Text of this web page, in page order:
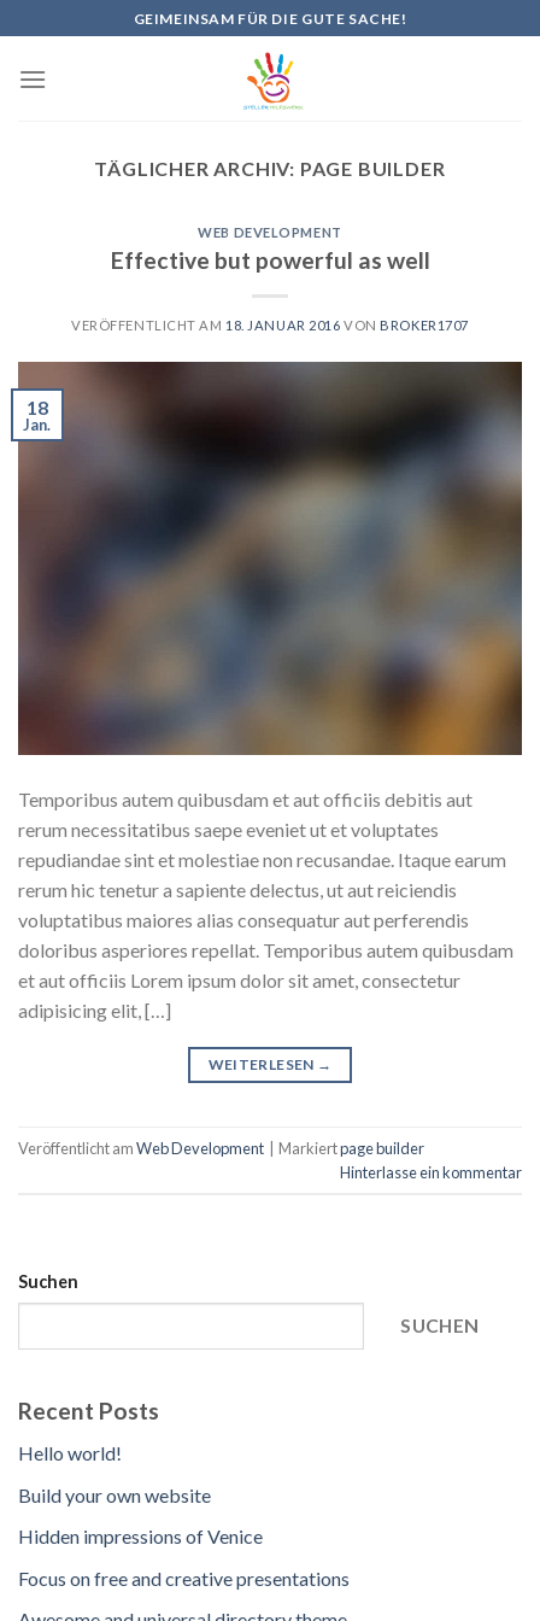
to
content
GEIMEINSAM FÜR DIE GUTE SACHE!
TÄGLICHER ARCHIV: PAGE BUILDER
WEB DEVELOPMENT
Effective but powerful as well
VERÖFFENTLICHT AM 18. JANUAR 2016 VON BROKER1707
18
Jan.
Temporibus autem quibusdam et aut officiis debitis aut
rerum necessitatibus saepe eveniet ut et voluptates
repudiandae sint et molestiae non recusandae. Itaque earum
rerum hic tenetur a sapiente delectus, ut aut reiciendis
voluptatibus maiores alias consequatur aut perferendis
doloribus asperiores repellat. Temporibus autem quibusdam
et aut officiis Lorem ipsum dolor sit amet, consectetur
adipisicing elit, […]
WEITERLESEN →
Veröffentlicht amWeb Development | Markiertpage builder
Hinterlasse ein kommentar
Suchen
SUCHEN
Recent Posts
Hello world!
Build your own website
Hidden impressions of Venice
Focus on free and creative presentations